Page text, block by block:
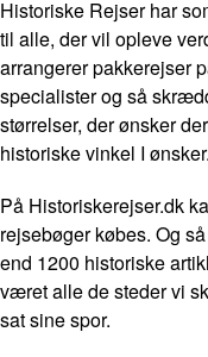
Historiske Rejser har
til alle, der vil opleve
arrangerer pakkerejser
specialister og så
størrelser, der ønsker
historiske vinkel I ønsker.
På Historiskerejser.dk
rejsebøger købes. Og
end 1200 historiske
været alle de steder vi
sat sine spor.